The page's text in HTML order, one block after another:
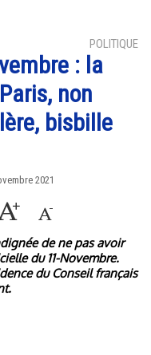
POLITIQUE
: la
non
bisbille
2021
de ne pas avoir
du 11-Novembre.
du Conseil français